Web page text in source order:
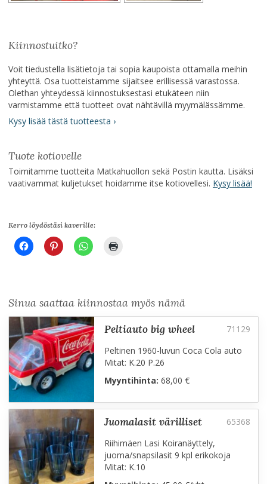
Kiinnostuitko?
Voit tiedustella lisätietoja tai sopia kaupoista ottamalla meihin
yhteyttä. Osa tuotteistamme sijaitsee erillisessä varastossa.
Olethan yhteydessä kiinnostuksestasi etukäteen niin
varmistamme että tuotteet ovat nähtävillä myymälässämme.
Kysy lisää tästä tuotteesta ›
Tuote kotiovelle
Toimitamme tuotteita Matkahuollon sekä Postin kautta. Lisäksi
vaativammat kuljetukset hoidamme itse kotiovellesi. Kysy lisää!
Kerro löydöstäsi kaverille:
Sinua saattaa kiinnostaa myös nämä
peltiauto big wheel
Peltinen 1960-luvun Coca Cola auto
Mitat: K.20 P.26
Myyntihinta: 68,00 €
juomalasit värilliset
Riihimäen Lasi Koiranäyttely,
juoma/snapsilasit 9 kpl erikokoja
Mitat: K.10